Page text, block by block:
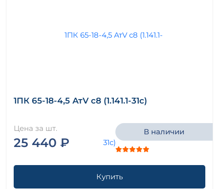
1ПК 65-18-4,5 АтV с8 (1.141.1-31с)
Цена за шт.
25 440 ₽
В наличии
Купить